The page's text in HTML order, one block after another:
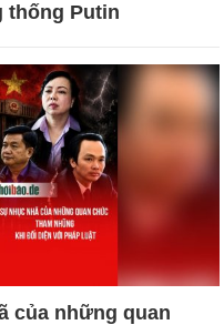
thống Putin
của những quan